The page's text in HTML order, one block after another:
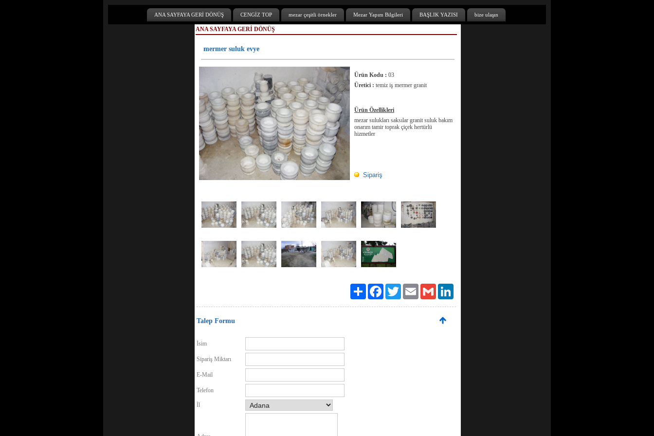
ANA SAYFAYA GERİ DÖNÜŞ CENGİZ TOP mezar çeşitli örnekler Mezar Yapım Bilgileri BAŞLIK YAZISI bize ulaşın
ANA SAYFAYA GERİ DÖNÜŞ
mermer suluk evye
Ürün Kodu : 03
Üretici : temiz iş mermer granit
Ürün Özellikleri
mezar sulukları saksılar granit suluk bakım
onarım tamir toprak çiçek hertürlü
hizmetler
Sipariş
Paylaş FacebookTwitter Email Gmail
Talep Formu
İsim
Sipariş Miktarı
E-Mail
Telefon
İl